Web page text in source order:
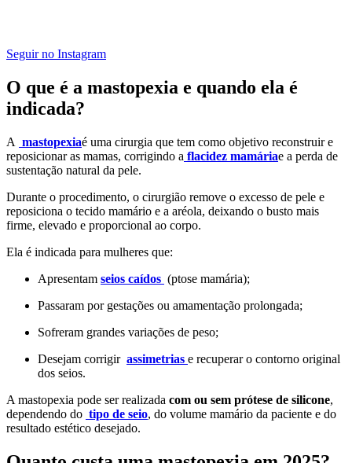
Seguir no Instagram
O que é a mastopexia e quando ela é
indicada?
A mastopexiaé uma cirurgia que tem como objetivo reconstruir e
reposicionar as mamas, corrigindo a flacidez mamáriae a perda de
sustentação natural da pele.
Durante o procedimento, o cirurgião remove o excesso de pele e
reposiciona o tecido mamário e a aréola, deixando o busto mais
firme, elevado e proporcional ao corpo.
Ela é indicada para mulheres que:
Apresentam seios caídos (ptose mamária);
Passaram por gestações ou amamentação prolongada;
Sofreram grandes variações de peso;
Desejam corrigir assimetrias e recuperar o contorno original
dos seios.
A mastopexia pode ser realizada com ou sem prótese de silicone,
dependendo do tipo de seio, do volume mamário da paciente e do
resultado estético desejado.